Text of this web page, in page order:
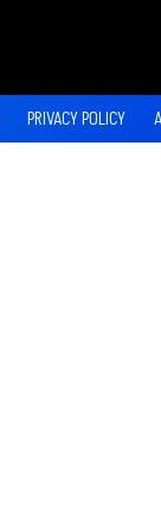
PRIVACY POLICY